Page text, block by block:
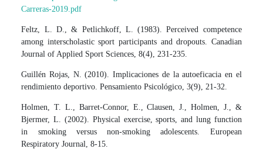
Carreras-2019.pdf
Feltz, L. D., & Petlichkoff, L. (1983). Perceived competence
among interscholastic sport participants and dropouts. Canadian
Journal of Applied Sport Sciences, 8(4), 231-235.
Guillén Rojas, N. (2010). Implicaciones de la autoeficacia en el
rendimiento deportivo. Pensamiento Psicológico, 3(9), 21-32.
Holmen, T. L., Barret-Connor, E., Clausen, J., Holmen, J., &
Bjermer, L. (2002). Physical exercise, sports, and lung function
in smoking versus non-smoking adolescents. European
Respiratory Journal, 8-15.